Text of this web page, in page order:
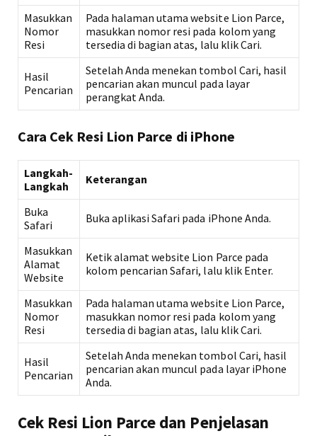
Masukkan
Nomor
Resi
Pada halaman utama website Lion Parce,
masukkan nomor resi pada kolom yang
tersedia di bagian atas, lalu klik Cari.
Hasil
Pencarian
Setelah Anda menekan tombol Cari, hasil
pencarian akan muncul pada layar
perangkat Anda.
Cara Cek Resi Lion Parce di iPhone
Langkah-
Langkah
Keterangan
Buka
Safari
Buka aplikasi Safari pada iPhone Anda.
Masukkan
Alamat
Website
Ketik alamat website Lion Parce pada
kolom pencarian Safari, lalu klik Enter.
Masukkan
Nomor
Resi
Pada halaman utama website Lion Parce,
masukkan nomor resi pada kolom yang
tersedia di bagian atas, lalu klik Cari.
Hasil
Pencarian
Setelah Anda menekan tombol Cari, hasil
pencarian akan muncul pada layar iPhone
Anda.
Cek Resi Lion Parce dan Penjelasan